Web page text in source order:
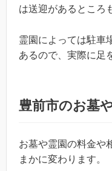
は送迎があるところ
霊園によっては駐車
あるので、実際に足
豊前市のお墓
お墓や霊園の料金や
まかに変わります。